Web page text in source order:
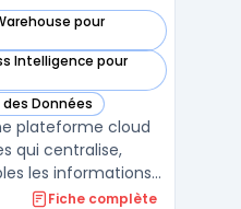
pour
cette catégorie
Intelligence pour
cette catégorie
Données
cette catégorie
plateforme cloud
qui centralise,
les informations
Conçue
Fiche complète